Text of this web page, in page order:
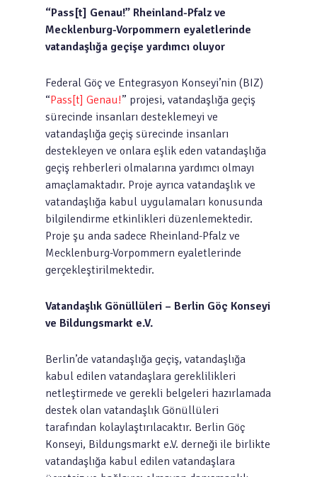
“Pass[t] Genau!” Rheinland-Pfalz ve
Mecklenburg-Vorpommern eyaletlerinde
vatandaşlığa geçişe yardımcı oluyor
Federal Göç ve Entegrasyon Konseyi’nin (BIZ)
“Pass[t] Genau!” projesi, vatandaşlığa geçiş
sürecinde insanları desteklemeyi ve
vatandaşlığa geçiş sürecinde insanları
destekleyen ve onlara eşlik eden vatandaşlığa
geçiş rehberleri olmalarına yardımcı olmayı
amaçlamaktadır. Proje ayrıca vatandaşlık ve
vatandaşlığa kabul uygulamaları konusunda
bilgilendirme etkinlikleri düzenlemektedir.
Proje şu anda sadece Rheinland-Pfalz ve
Mecklenburg-Vorpommern eyaletlerinde
gerçekleştirilmektedir.
Vatandaşlık Gönüllüleri – Berlin Göç Konseyi
ve Bildungsmarkt e.V.
Berlin’de vatandaşlığa geçiş, vatandaşlığa
kabul edilen vatandaşlara gereklilikleri
netleştirmede ve gerekli belgeleri hazırlamada
destek olan vatandaşlık Gönüllüleri
tarafından kolaylaştırılacaktır. Berlin Göç
Konseyi, Bildungsmarkt e.V. derneği ile birlikte
vatandaşlığa kabul edilen vatandaşlara